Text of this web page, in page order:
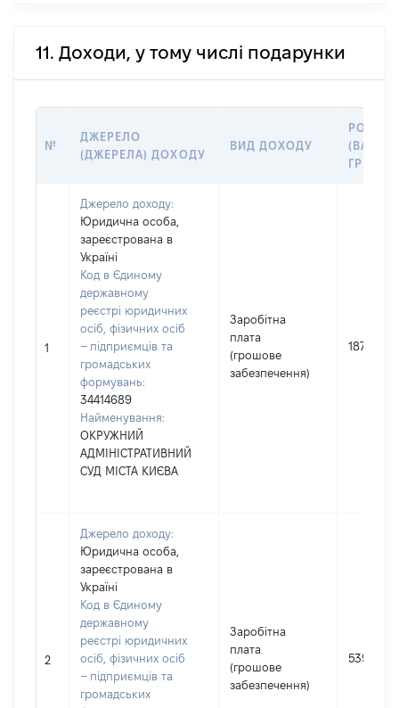
11. Доходи, у тому числі подарунки
№
ДЖЕРЕЛО
(ДЖЕРЕЛА) ДОХОДУ
ВИД ДОХОДУ
РОЗМІР
ГРН
1
Джерело доходу:
Юридична особа,
зареєстрована в
Україні
Код в Єдиному
державному
реєстрі юридичних
осіб, фізичних осіб
– підприємців та
громадських
формувань:
34414689
Найменування:
ОКРУЖНИЙ
АДМІНІСТРАТИВНИЙ
СУД МІСТА КИЄВА
Заробітна
плата
(грошове
забезпечення)
1872361
2
Джерело доходу:
Юридична особа,
зареєстрована в
Україні
Код в Єдиному
державному
реєстрі юридичних
осіб, фізичних осіб
– підприємців та
громадських
Заробітна
плата
(грошове
забезпечення)
539887